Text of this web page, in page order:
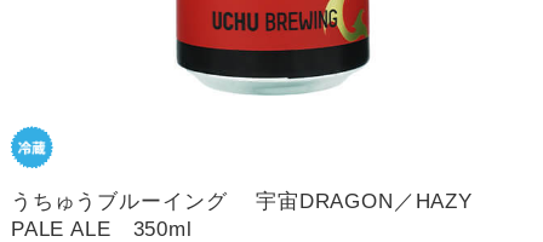
うちゅうブルーイング 宇宙DRAGON／HAZY
PALE ALE 350ml